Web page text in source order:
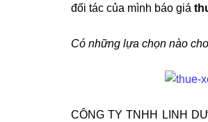
đối tác của mình báo giá
Có những lựa chọn nào
CÔNG TY TNHH LINH